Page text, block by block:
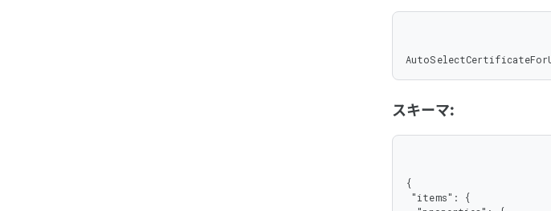
スキーマ:
{